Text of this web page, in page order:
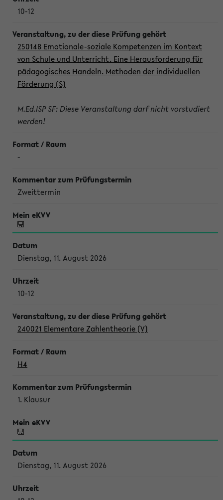
10-12
250148 Emotionale-soziale Kompetenzen im Kontext
von Schule und Unterricht. Eine Herausforderung für
pädagogisches Handeln. Methoden der individuellen
Förderung (S)
M.Ed.ISP SF: Diese Veranstaltung darf nicht vorstudiert
werden!
-
Zweittermin
Dienstag, 11. August 2026
10-12
240021 Elementare Zahlentheorie (V)
H4
1. Klausur
Dienstag, 11. August 2026